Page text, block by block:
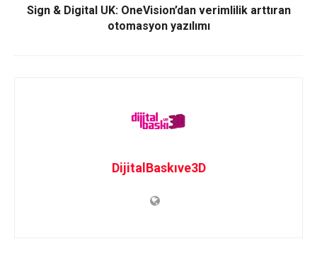
Sign & Digital UK: OneVision’dan verimlilik arttıran
otomasyon yazılımı
DijitalBaskıve3D